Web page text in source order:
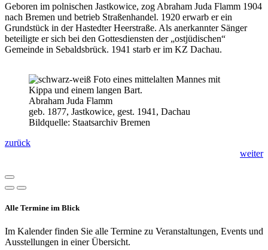
Geboren im polnischen Jastkowice, zog Abraham Juda Flamm 1904
nach Bremen und betrieb Straßenhandel. 1920 erwarb er ein
Grundstück in der Hastedter Heerstraße. Als anerkannter Sänger
beteiligte er sich bei den Gottesdiensten der „ostjüdischen“
Gemeinde in Sebaldsbrück. 1941 starb er im KZ Dachau.
Abraham Juda Flamm
geb. 1877, Jastkowice, gest. 1941, Dachau
Bildquelle: Staatsarchiv Bremen
zurück
weiter
Alle Termine im Blick
Im Kalender finden Sie alle Termine zu Veranstaltungen, Events und
Ausstellungen in einer Übersicht.